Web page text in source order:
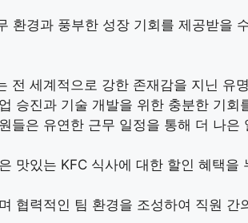
환경과 풍부한 성장 기회를 제공받을
전 세계적으로 강한 존재감을 지닌 유
승진과 기술 개발을 위한 충분한 기회
들은 유연한 근무 일정을 통해 더 나은
맛있는 KFC 식사에 대한 할인 혜택을
협력적인 팀 환경을 조성하여 직원 간